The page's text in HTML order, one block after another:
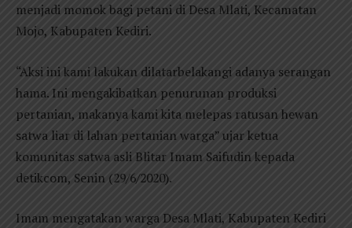
menjadi momok bagi petani di Desa Mlati, Kecamatan
Mojo, Kabupaten Kediri.
“Aksi ini kami lakukan dilatarbelakangi adanya serangan
hama. Ini mengakibatkan penurunan produksi
pertanian, makanya kami kita melepas ratusan hewan
satwa liar di lahan pertanian warga” ujar ketua
komunitas satwa asli Blitar Imam Saifudin kepada
detikcom, Senin (29/6/2020).
Imam mengatakan warga Desa Mlati, Kabupaten Kediri